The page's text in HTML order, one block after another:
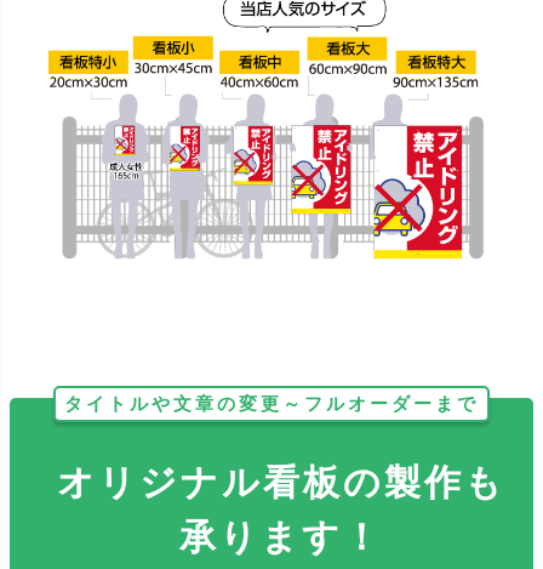
タイトルや文章の変更～フルオーダーまで
オリジナル看板の製作も
承ります！